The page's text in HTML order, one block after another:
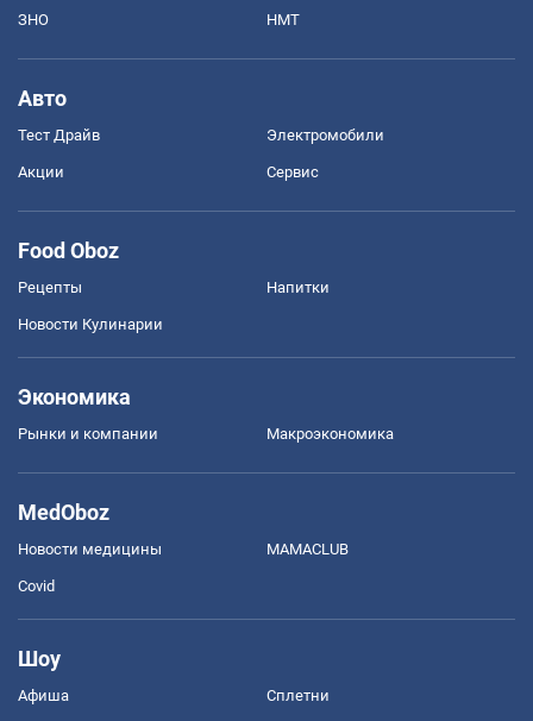
ЗНО НМТ
Авто
Тест Драйв Электромобили
Акции Сервис
Food Oboz
Рецепты Напитки
Новости Кулинарии
Экономика
Рынки и компании Mакроэкономика
MedOboz
Новости медицины MAMACLUB
Covid
Шоу
Афиша Сплетни